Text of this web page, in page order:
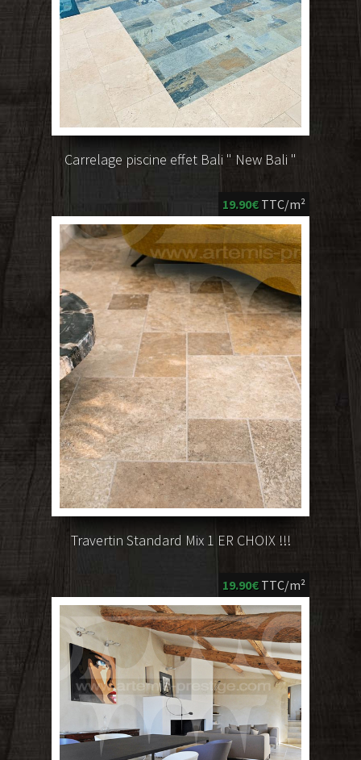
Carrelage piscine effet Bali " New Bali "
19.90€ TTC/m²
Travertin Standard Mix 1 ER CHOIX !!!
19.90€ TTC/m²